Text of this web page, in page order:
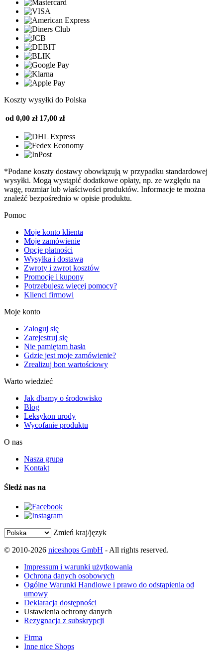
Koszty wysyłki do Polska
od 0,00 zł 17,00 zł
*Podane koszty dostawy obowiązują w przypadku standardowej
wysyłki. Mogą wystąpić dodatkowe opłaty, np. ze względu na
wagę, rozmiar lub właściwości produktów. Informacje te można
znaleźć bezpośrednio w opisie produktu.
Pomoc
Moje konto klienta
Moje zamówienie
Opcje płatności
Wysyłka i dostawa
Zwroty i zwrot kosztów
Promocje i kupony
Potrzebujesz więcej pomocy?
Klienci firmowi
Moje konto
Zaloguj się
Zarejestruj się
Nie pamiętam hasła
Gdzie jest moje zamówienie?
Zrealizuj bon wartościowy
Warto wiedzieć
Jak dbamy o środowisko
Blog
Leksykon urody
Wycofanie produktu
O nas
Nasza grupa
Kontakt
Śledź nas na
Zmień kraj/język
© 2010-2026 niceshops GmbH - All rights reserved.
Impressum i warunki użytkowania
Ochrona danych osobowych
Ogólne Warunki Handlowe i prawo do odstąpienia od
umowy
Deklaracja dostępności
Ustawienia ochrony danych
Rezygnacja z subskrypcji
Firma
Inne nice Shops